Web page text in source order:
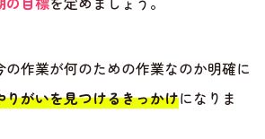
作業が何のための作業なのか明確に
りがいを見つけるきっかけになりま